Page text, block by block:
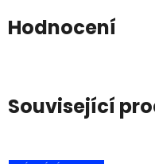
Hodnocení
Související